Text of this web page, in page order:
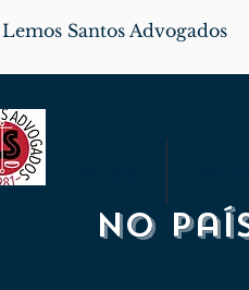
Lemos Santos Advogados
No